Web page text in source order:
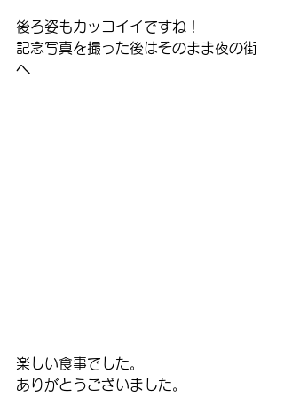
後ろ姿もカッコイイですね！
記念写真を撮った後はそのまま夜の街
へ
楽しい食事でした。
ありがとうございました。